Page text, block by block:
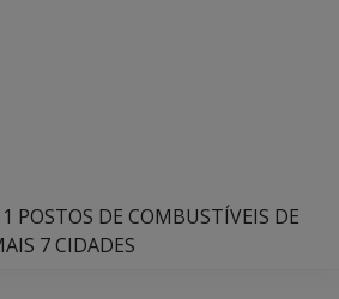
POSTOS DE COMBUSTÍVEIS DE
7 CIDADES